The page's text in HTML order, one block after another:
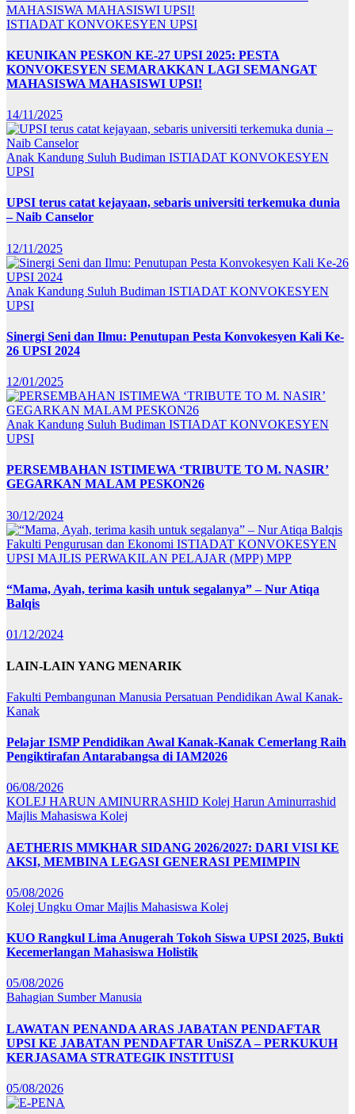
ISTIADAT KONVOKESYEN UPSI
KEUNIKAN PESKON KE-27 UPSI 2025: PESTA
KONVOKESYEN SEMARAKKAN LAGI SEMANGAT
MAHASISWA MAHASISWI UPSI!
14/11/2025
Anak Kandung Suluh Budiman ISTIADAT KONVOKESYEN
UPSI
UPSI terus catat kejayaan, sebaris universiti terkemuka dunia
– Naib Canselor
12/11/2025
Anak Kandung Suluh Budiman ISTIADAT KONVOKESYEN
UPSI
Sinergi Seni dan Ilmu: Penutupan Pesta Konvokesyen Kali Ke-
26 UPSI 2024
12/01/2025
Anak Kandung Suluh Budiman ISTIADAT KONVOKESYEN
UPSI
PERSEMBAHAN ISTIMEWA ‘TRIBUTE TO M. NASIR’
GEGARKAN MALAM PESKON26
30/12/2024
Fakulti Pengurusan dan Ekonomi ISTIADAT KONVOKESYEN
UPSI MAJLIS PERWAKILAN PELAJAR (MPP) MPP
“Mama, Ayah, terima kasih untuk segalanya” – Nur Atiqa
Balqis
01/12/2024
LAIN-LAIN YANG MENARIK
Fakulti Pembangunan Manusia Persatuan Pendidikan Awal Kanak-
Kanak
Pelajar ISMP Pendidikan Awal Kanak-Kanak Cemerlang Raih
Pengiktirafan Antarabangsa di IAM2026
06/08/2026
KOLEJ HARUN AMINURRASHID Kolej Harun Aminurrashid
Majlis Mahasiswa Kolej
AETHERIS MMKHAR SIDANG 2026/2027: DARI VISI KE
AKSI, MEMBINA LEGASI GENERASI PEMIMPIN
05/08/2026
Kolej Ungku OmarMajlis Mahasiswa Kolej
KUO Rangkul Lima Anugerah Tokoh Siswa UPSI 2025, Bukti
Kecemerlangan Mahasiswa Holistik
05/08/2026
Bahagian Sumber Manusia
LAWATAN PENANDA ARAS JABATAN PENDAFTAR
UPSI KE JABATAN PENDAFTAR UniSZA – PERKUKUH
KERJASAMA STRATEGIK INSTITUSI
05/08/2026